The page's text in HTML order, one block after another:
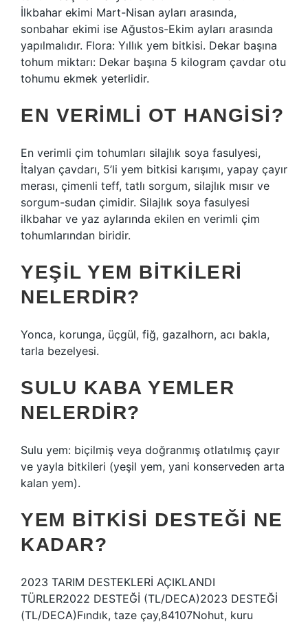
İlkbahar ekimi Mart-Nisan ayları arasında,
sonbahar ekimi ise Ağustos-Ekim ayları arasında
yapılmalıdır. Flora: Yıllık yem bitkisi. Dekar başına
tohum miktarı: Dekar başına 5 kilogram çavdar otu
tohumu ekmek yeterlidir.
EN VERIMLI OT HANGISI?
En verimli çim tohumları silajlık soya fasulyesi,
İtalyan çavdarı, 5’li yem bitkisi karışımı, yapay çayır
merası, çimenli teff, tatlı sorgum, silajlık mısır ve
sorgum-sudan çimidir. Silajlık soya fasulyesi
ilkbahar ve yaz aylarında ekilen en verimli çim
tohumlarından biridir.
YEŞIL YEM BITKILERI
NELERDIR?
Yonca, korunga, üçgül, fiğ, gazalhorn, acı bakla,
tarla bezelyesi.
SULU KABA YEMLER
NELERDIR?
Sulu yem: biçilmiş veya doğranmış otlatılmış çayır
ve yayla bitkileri (yeşil yem, yani konserveden arta
kalan yem).
YEM BITKISI DESTEĞI NE
KADAR?
2023 TARIM DESTEKLERİ AÇIKLANDI
TÜRLER2022 DESTEĞİ (TL/DECA)2023 DESTEĞİ
(TL/DECA)Fındık, taze çay,84107Nohut, kuru